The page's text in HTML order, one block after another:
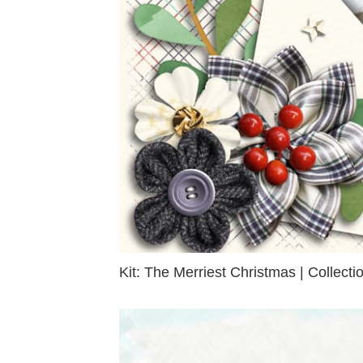
Kit: The Merriest Christmas |